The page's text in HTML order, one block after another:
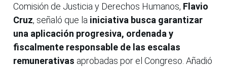
Comisión de Justicia y Derechos Humanos, Flavio
Cruz, señaló que la iniciativa busca garantizar
una aplicación progresiva, ordenada y
fiscalmente responsable de las escalas
remunerativas aprobadas por el Congreso. Añadió